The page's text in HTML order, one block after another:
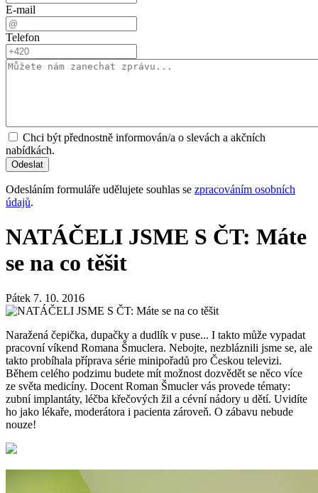
E-mail
Telefon
Chci být přednostně informován/a o slevách a akčních
nabídkách.
Odesláním formuláře udělujete souhlas se zpracováním osobních
údajů.
NATÁČELI JSME S ČT: Máte
se na co těšit
Pátek 7. 10. 2016
Naražená čepička, dupačky a dudlík v puse... I takto může vypadat
pracovní víkend Romana Šmuclera. Nebojte, nezbláznili jsme se, ale
takto probíhala příprava série minipořadů pro Českou televizi.
Během celého podzimu budete mít možnost dozvědět se něco více
ze světa medicíny. Docent Roman Šmucler vás provede tématy:
zubní implantáty, léčba křečových žil a cévní nádory u dětí. Uvidíte
ho jako lékaře, moderátora i pacienta zároveň. O zábavu nebude
nouze!